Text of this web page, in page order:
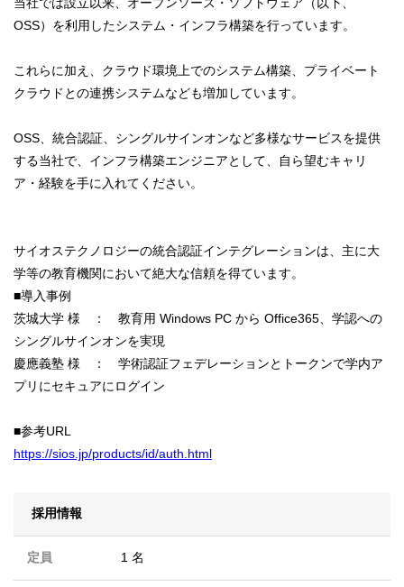
OSS）を利用したシステム・インフラ構築を行っています。
これらに加え、クラウド環境上でのシステム構築、プライベート
クラウドとの連携システムなども増加しています。
OSS、統合認証、シングルサインオンなど多様なサービスを提供
する当社で、インフラ構築エンジニアとして、自ら望むキャリ
ア・経験を手に入れてください。
サイオステクノロジーの統合認証インテグレーションは、主に大
学等の教育機関において絶大な信頼を得ています。
■導入事例
茨城大学 様 ： 教育用 Windows PC から Office365、学認への
シングルサインオンを実現
慶應義塾 様 ： 学術認証フェデレーションとトークンで学内ア
プリにセキュアにログイン
■参考URL
https://sios.jp/products/id/auth.html
採用情報
定員 1 名